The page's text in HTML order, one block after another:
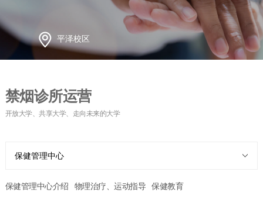
平泽校区
禁烟诊所运营
保健管理中心
保健管理中心介绍 物理治疗、运动指导
保健教育